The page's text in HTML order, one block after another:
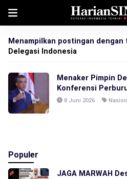
Menampilkan postingan dengan
Delegasi Indonesia
Menaker Pimpin
Konferensi
8 Juni 2026
Populer
JAGA MARWAH